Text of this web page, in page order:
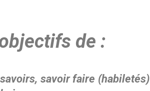
de :
savoir faire (habiletés)